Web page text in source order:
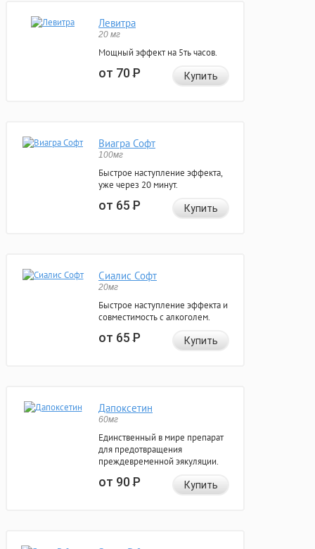
Левитра
20 мг
Мощный эффект на 5ть часов.
от 70Р Купить
Виагра Софт
100мг
Быстрое наступление эффекта,
уже через 20 минут.
от 65Р Купить
Сиалис Софт
20мг
Быстрое наступление эффекта и
совместимость с алкоголем.
от 65Р Купить
Дапоксетин
60мг
Единственный в мире препарат
для предотвращения
преждевременной эякуляции.
от 90Р Купить